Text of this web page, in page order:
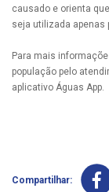
causado e orienta
seja utilizada apenas
Para mais
população pelo
aplicativo Águas App.
Compartilhar: